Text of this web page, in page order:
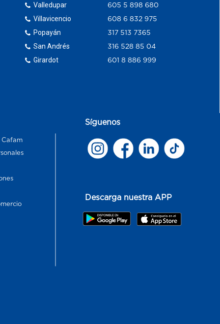
Valledupar
Villavicencio
Popayán
San Andrés
Girardot
605 5 898 680
608 6 832 975
317 513 7365
316 528 85 04
601 8 886 999
Cafam
Síguenos
Descarga nuestra APP